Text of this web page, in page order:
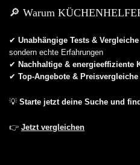
🔎 Warum
✔ Unabhängige Tests & Vergleiche
sondern echte Erfahrungen
✔ Nachhaltige & energieeffiziente
✔ Top-Angebote &
💡 Starte jetzt deine Suche und
👉 Jetzt vergleichen